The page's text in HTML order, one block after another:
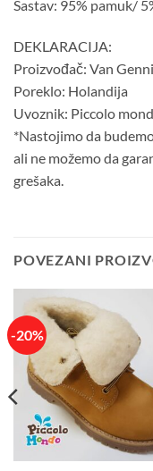
Sastav: 95% pamuk/
DEKLARACIJA:
Proizvođač: Van
Poreklo: Holandija
Uvoznik: Piccolo
*Nastojimo da
ali ne možemo da
grešaka.
POVEZANI
-20%